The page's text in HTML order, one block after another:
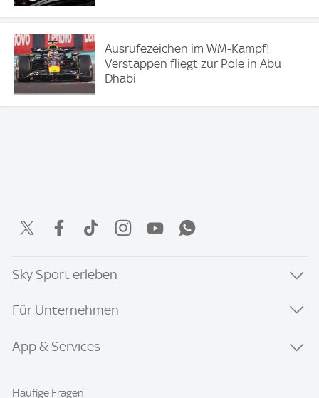
Ausrufezeichen im WM-Kampf!
Verstappen fliegt zur Pole in Abu
Dhabi
Sky Sport erleben
Für Unternehmen
App & Services
Häufige Fragen